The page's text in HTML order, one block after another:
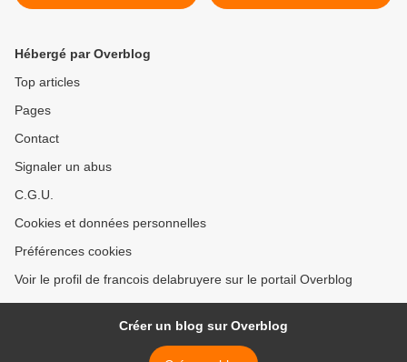
Hébergé par Overblog
Top articles
Pages
Contact
Signaler un abus
C.G.U.
Cookies et données personnelles
Préférences cookies
Voir le profil de francois delabruyere sur le portail Overblog
Créer un blog sur Overblog